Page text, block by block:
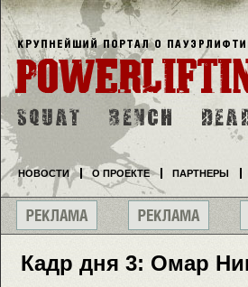
Кадр дня 3: Омар
НОВОСТИ О ПРОЕКТЕ ПАРТНЕРЫ